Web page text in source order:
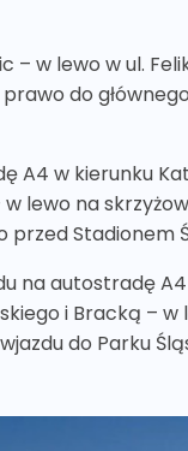
– w lewo w ul.
do
A4 w kierunku
lewo na
przed Stadionem
na autostradę
i Bracką – w
do Parku